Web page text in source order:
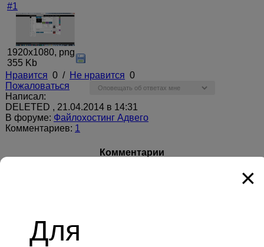
#1
1920x1080, png
355 Kb
Нравится 0 / Не нравится 0
Пожаловаться
Написал:
DELETED , 21.04.2014 в 14:31
В форуме: Файлохостинг Адвего
Комментариев: 1
Комментарии
Написать комментарий
×
Для